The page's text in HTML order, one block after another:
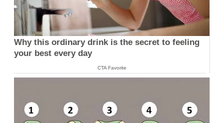
Why this ordinary drink is the secret to feeling
your best every day
CTA Favorite